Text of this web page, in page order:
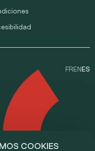
COOKIES
FR EN ES